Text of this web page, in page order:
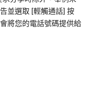
並選取 [輕觸通話] 按
將您的電話號碼提供給